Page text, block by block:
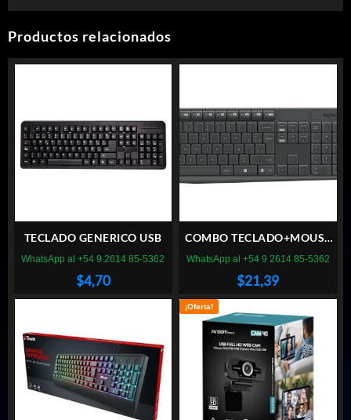
Productos relacionados
TECLADO GENERICO USB
$4,70
WhatsApp al +54 9 2614 85-5362
COMBO TECLADO+MOUSE
LOGITECH MK235
INALAMBRICO
$21,39
WhatsApp al +54 9 2614 85-5362
¡Oferta!